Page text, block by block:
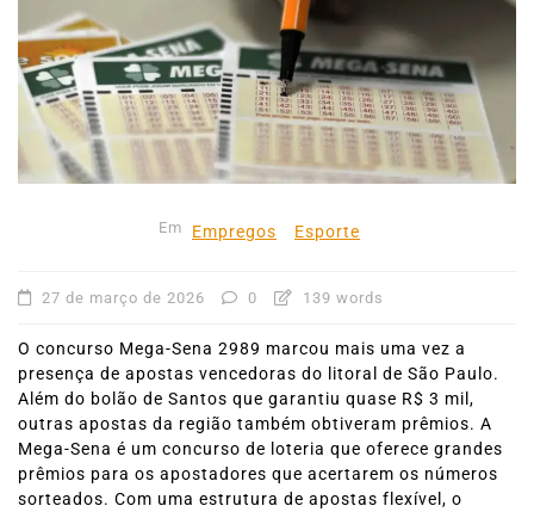
Em Empregos Esporte
27 de março de 2026 0 139 words
O concurso Mega-Sena 2989 marcou mais uma vez a
presença de apostas vencedoras do litoral de São Paulo.
Além do bolão de Santos que garantiu quase R$ 3 mil,
outras apostas da região também obtiveram prêmios. A
Mega-Sena é um concurso de loteria que oferece grandes
prêmios para os apostadores que acertarem os números
sorteados. Com uma estrutura de apostas flexível, o